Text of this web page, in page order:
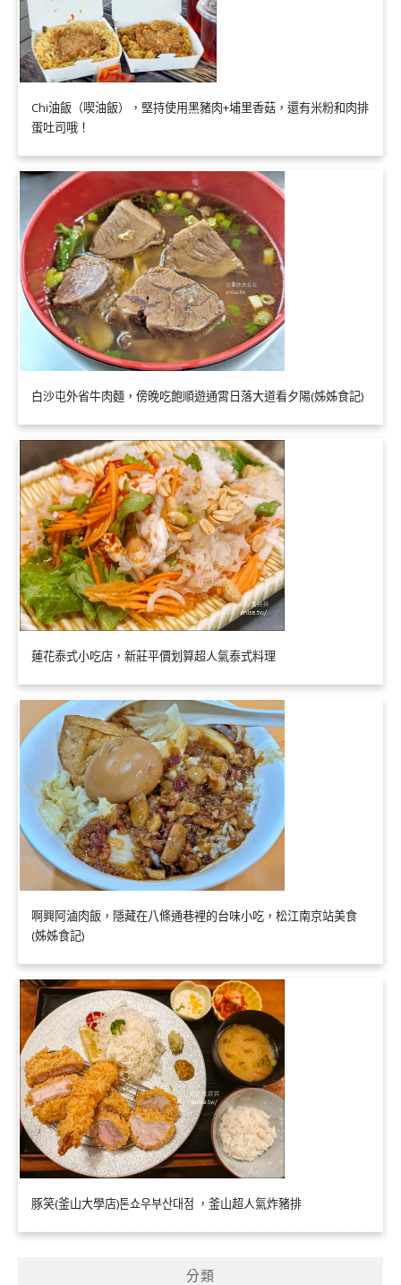
Chi油飯（喫油飯），堅持使用黑豬肉+埔里香菇，還有米粉和肉排
蛋吐司哦！
白沙屯外省牛肉麵，傍晚吃飽順遊通霄日落大道看夕陽(姊姊食記)
蓮花泰式小吃店，新莊平價划算超人氣泰式料理
啊興阿滷肉飯，隱藏在八條通巷裡的台味小吃，松江南京站美食
(姊姊食記)
豚笑(釜山大學店)톤쇼우부산대점 ，釜山超人氣炸豬排
分類